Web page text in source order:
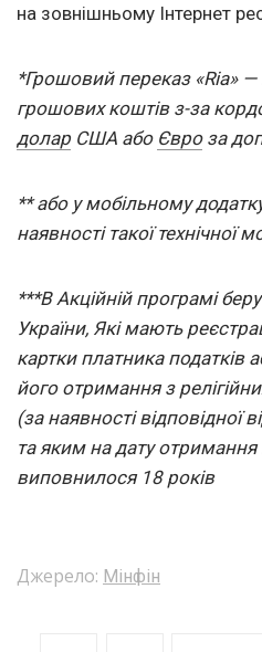
на зовнішньому Інтернет
*Грошовий переказ «Ria»
грошових коштів з-за
доларСША або Євроза
** або у мобільному
наявності такої технічної
***В Акційній програмі
України, Які мають
картки платника податків
його отримання з
(за наявності відповідної
та яким на дату
виповнилося 18 років
Джерело: Мінфін